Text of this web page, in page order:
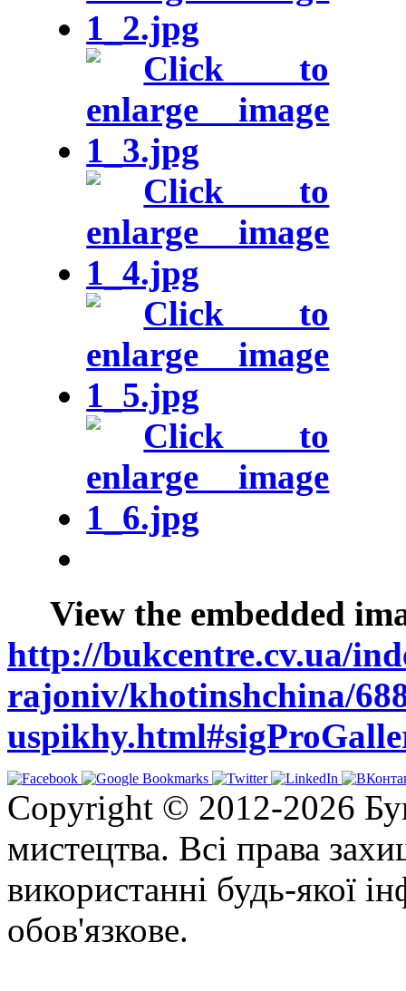
View the embedded
http://bukcentre.cv.ua/
rajoniv/khotinshchina/
Copyright © 2012-2026
мистецтва. Всі права
використанні будь-якої
обов'язкове.